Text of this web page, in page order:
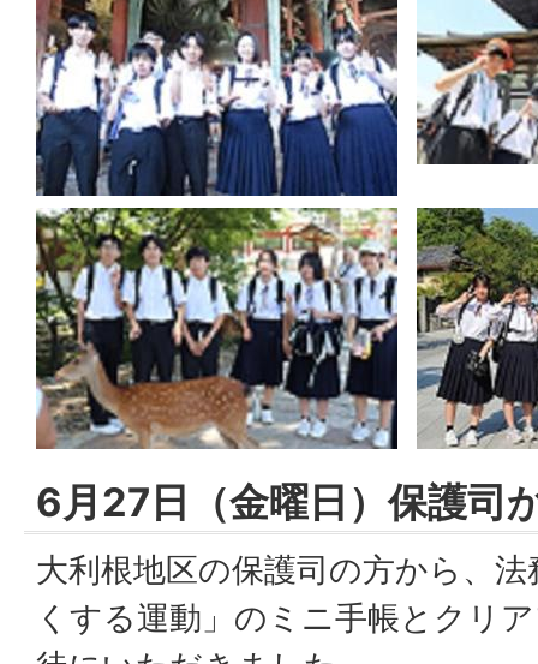
6月27日（金曜日）保護司
大利根地区の保護司の方から、
くする運動」のミニ手帳とクリ